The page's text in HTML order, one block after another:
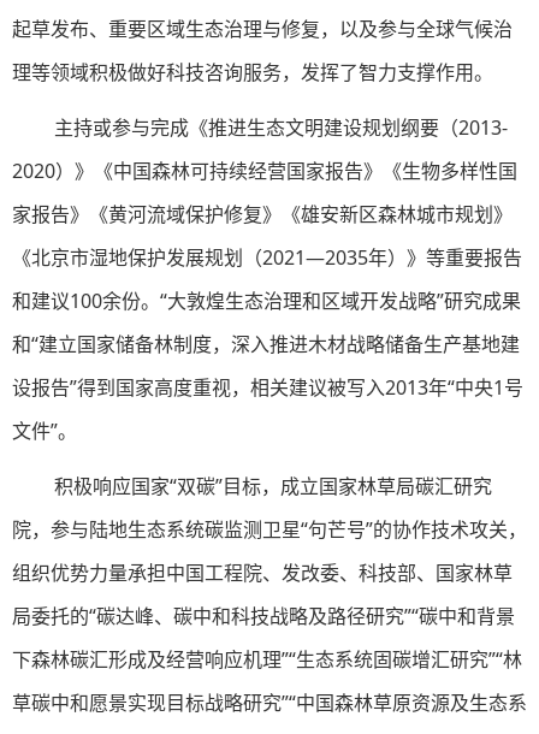
起草发布、重要区域生态治理与修复，以及参与全球气候治
理等领域积极做好科技咨询服务，发挥了智力支撑作用。
主持或参与完成《推进生态文明建设规划纲要（2013-
2020）》《中国森林可持续经营国家报告》《生物多样性国
家报告》《黄河流域保护修复》《雄安新区森林城市规划》
《北京市湿地保护发展规划（2021—2035年）》等重要报告
和建议100余份。“大敦煌生态治理和区域开发战略”研究成果
和“建立国家储备林制度，深入推进木材战略储备生产基地建
设报告”得到国家高度重视，相关建议被写入2013年“中央1号
文件”。
积极响应国家“双碳”目标，成立国家林草局碳汇研究
院，参与陆地生态系统碳监测卫星“句芒号”的协作技术攻关，
组织优势力量承担中国工程院、发改委、科技部、国家林草
局委托的“碳达峰、碳中和科技战略及路径研究”“碳中和背景
下森林碳汇形成及经营响应机理”“生态系统固碳增汇研究”“林
草碳中和愿景实现目标战略研究”“中国森林草原资源及生态系